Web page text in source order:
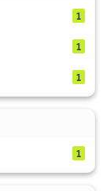
1
1
1
1